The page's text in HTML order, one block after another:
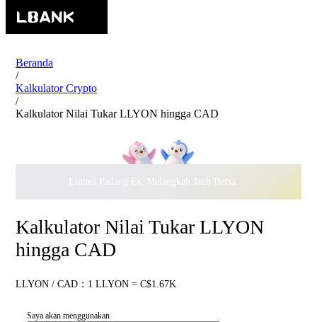
Beranda
/
Kalkulator Crypto
/
Kalkulator Nilai Tukar LLYON hingga CAD
Lintasi Padang Es, Melangkah Jauh Bersama · Rayakan
Kalkulator Nilai Tukar LLYON
hingga CAD
LLYON / CAD：1 LLYON = C$1.67K
Saya akan menggunakan